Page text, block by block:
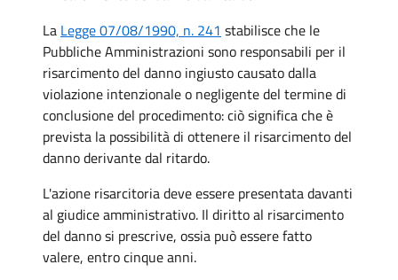
La Legge 07/08/1990, n. 241 stabilisce che le
Pubbliche Amministrazioni sono responsabili per il
risarcimento del danno ingiusto causato dalla
violazione intenzionale o negligente del termine di
conclusione del procedimento: ciò significa che è
prevista la possibilità di ottenere il risarcimento del
danno derivante dal ritardo.
L'azione risarcitoria deve essere presentata davanti
al giudice amministrativo. Il diritto al risarcimento
del danno si prescrive, ossia può essere fatto
valere, entro cinque anni.